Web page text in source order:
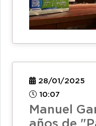
28/01/2025
10:07
Manuel